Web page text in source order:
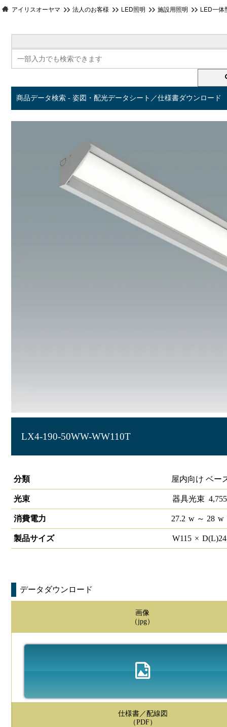
アイリスオーヤマ 法人のお客様 LED照明 施設用照明 LED一体
商品データ検索 - 姿図・配光データシート／仕様書ダウンロード
LX4-190-50WW-WW110T
分類
屋内向け ベー
光束 器具光束 4,755
消費電力 27.2 w～ 28 w
製品サイズ W115 × D(L)
データダウンロード
画像
（jpg）
仕様書／配線図
（PDF）